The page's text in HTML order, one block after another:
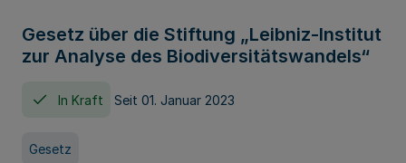
Gesetz über die Stiftung „Leibniz-Institut
zur Analyse des Biodiversitätswandels“
In Kraft Seit 01. Januar 2023
Gesetz